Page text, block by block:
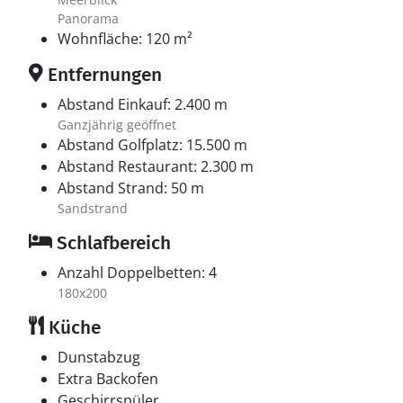
bieten kleine Läden, Cafés, einen Dorfteich oder eine
Galerie. In der größten Stadt, Tranebjerg gibt es gute
Einkaufsmöglichkeiten, mehrere Restaurants, das
Samsø Museum und die Touristeninformation. In der
Hafenstadt Ballen ist im Sommer immer viel los.
Manchmal gibt es Konzerte; außerdem triffst du auf
Restaurants und kleine Geschäfte.
Panorama
Wohnfläche: 120 m²
Entfernungen
Abstand Einkauf: 2.400 m
Ganzjährig geöffnet
Abstand Golfplatz: 15.500 m
Abstand Restaurant: 2.300 m
Abstand Strand: 50 m
Sandstrand
Schlafbereich
Anzahl Doppelbetten: 4
180x200
Küche
Dunstabzug
Extra Backofen